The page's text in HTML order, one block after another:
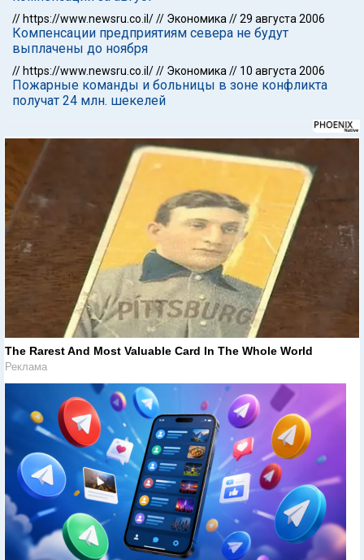
// https://www.newsru.co.il/// Экономика //29 августа 2006
Компенсации предприятиям севера не будут
выплачены до ноября
// https://www.newsru.co.il/// Экономика // 10 августа 2006
Пожарные команды и больницы в зоне конфликта
получат 24 млн. шекелей
The Rarest And Most Valuable Card In The Whole World
Реклама